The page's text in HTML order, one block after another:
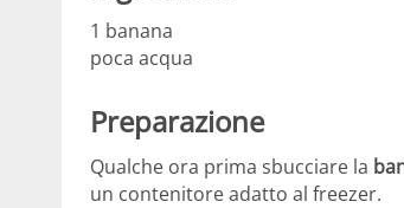
1 banana
poca acqua
Preparazione
Qualche ora prima sbucciare la
un contenitore adatto al freezer.